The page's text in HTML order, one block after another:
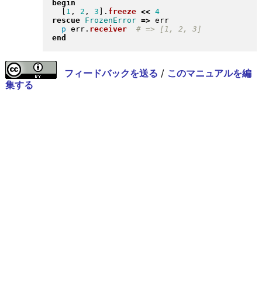
begin
1 , 2 , 3 . freeze << 4
rescue
FrozenError => err
p err. receiver
end
フィードバックを送る / このマニュアルを編
集する